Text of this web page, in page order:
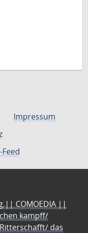
Impressum
Feed
COMOEDIA ||
kampff/
das